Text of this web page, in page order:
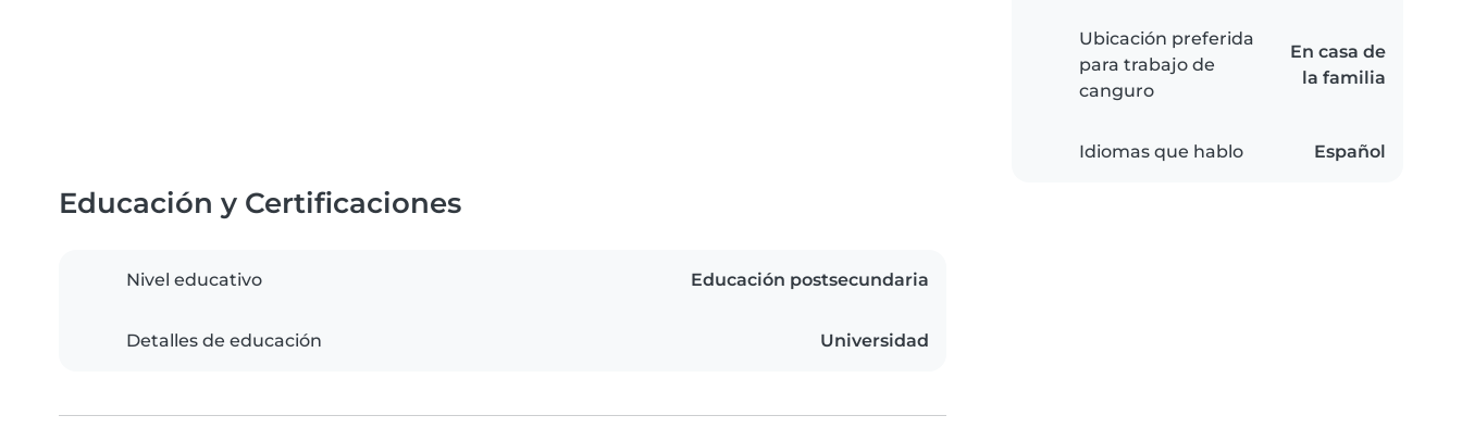
Ubicación preferida
para trabajo de
canguro
En casa de
la familia
Idiomas que hablo Español
Educación y Certificaciones
Nivel educativo Educación postsecundaria
Detalles de educación Universidad